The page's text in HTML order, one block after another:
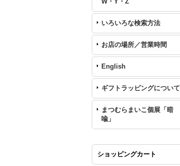
いろいろな検索方法
お店の場所／営業時間
English
ギフトラッピングについて
まつむらまいこ個展「暗
喩」
ショッピングカート